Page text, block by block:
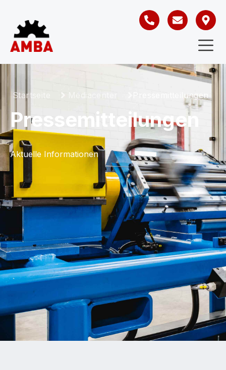
Startseite Mediacenter Pressemitteilungen
Pressemitteilungen
Aktuelle Informationen